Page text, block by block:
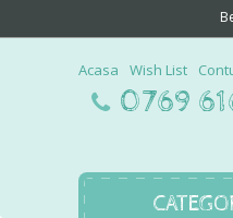
Acasa Wish List
0769